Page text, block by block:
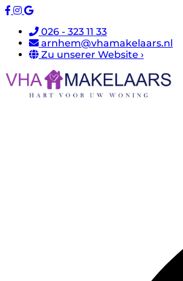
026 - 323 11 33
arnhem@vhamakelaars.nl
Zu unserer Website ›